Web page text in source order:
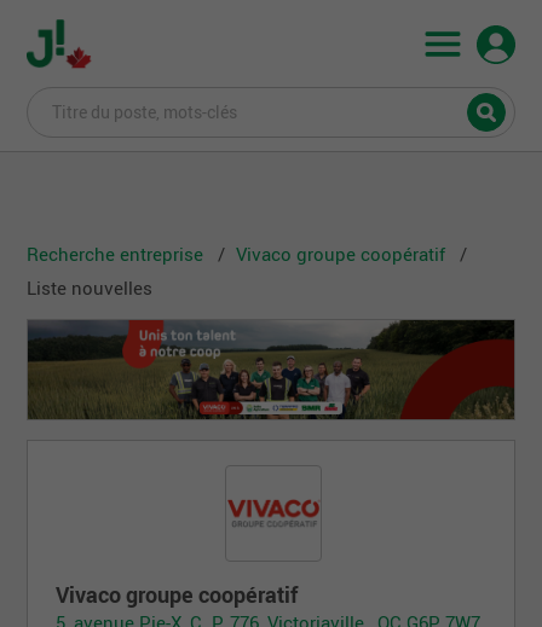
Recherche entreprise
Vivaco groupe coopératif
Liste nouvelles
Vivaco groupe coopératif
5, avenue Pie-X, C. P. 776, Victoriaville , QC G6P 7W7